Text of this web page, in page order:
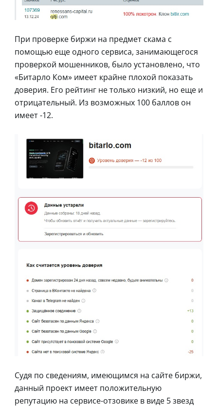
При проверке биржи на предмет скама с
помощью еще одного сервиса, занимающегося
проверкой мошенников, было установлено, что
«Битарло Ком» имеет крайне плохой показать
доверия. Его рейтинг не только низкий, но еще и
отрицательный. Из возможных 100 баллов он
имеет -12.
Судя по сведениям, имеющимся на сайте биржи,
данный проект имеет положительную
репутацию на сервисе-отзовике в виде 5 звезд